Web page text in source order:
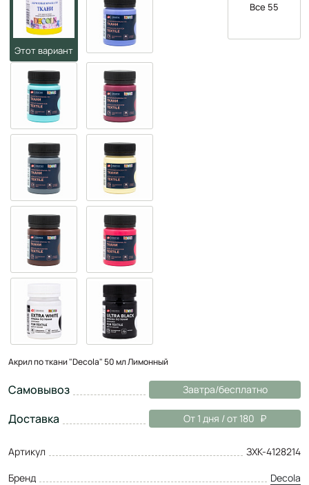
Все 55
Акрил по ткани "Decola" 50 мл Лимонный
Самовывоз Завтра/бесплатно
Доставка От 1 дня / от 180
Артикул
ЗХК-4128214
Бренд
Decola